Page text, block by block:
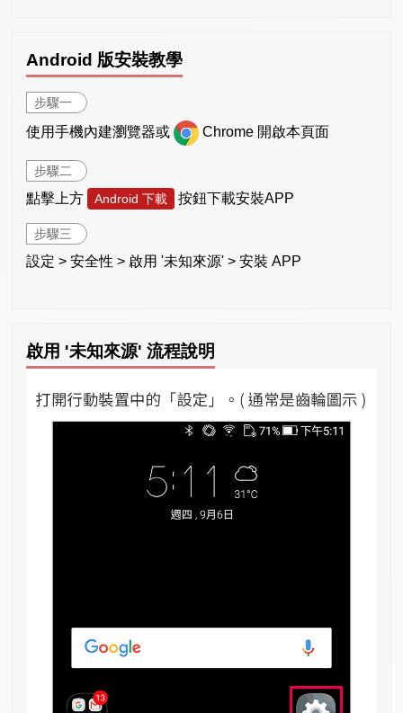
Android 版安裝教學
步驟一
使用手機內建瀏覽器或 Chrome 開啟本頁面
步驟二
點擊上方 Android 下載 按鈕下載安裝APP
步驟三
設定 > 安全性 > 啟用 '未知來源' > 安裝 APP
啟用 '未知來源' 流程說明